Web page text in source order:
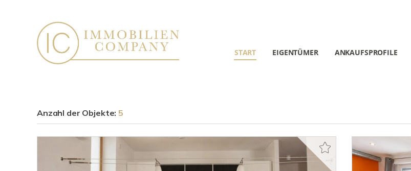
START EIGENTÜMER ANKAUFSPROFILE
Anzahl der Objekte:5